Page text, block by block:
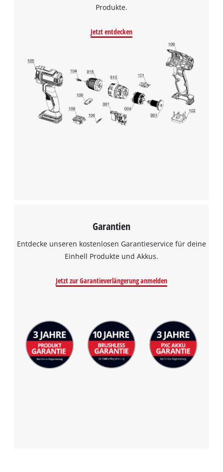
Produkte.
Jetzt entdecken
Garantien
Entdecke unseren kostenlosen Garantieservice für deine
Einhell Produkte und Akkus.
Jetzt zur Garantieverlängerung anmelden